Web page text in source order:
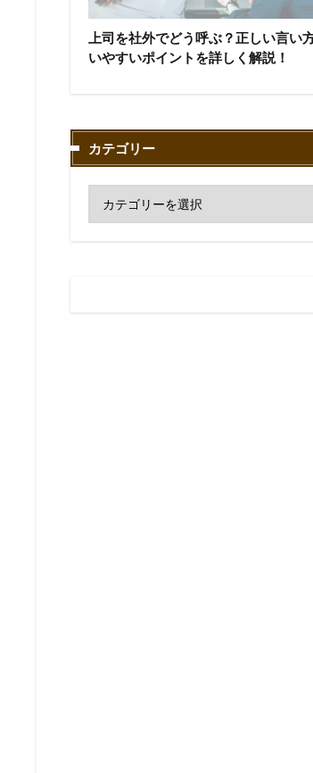
上司を社外でどう呼ぶ？正しい言い
いやすいポイントを詳しく解説！
カテゴリー